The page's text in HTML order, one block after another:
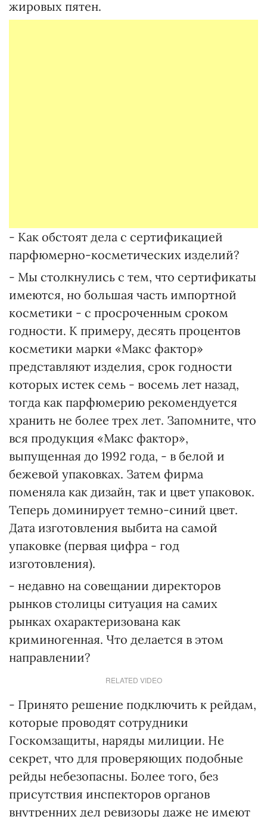
жировых пятен.
- Как обстоят дела с сертификацией
парфюмерно-косметических изделий?
- Мы столкнулись с тем, что сертификаты
имеются, но большая часть импортной
косметики - с просроченным сроком
годности. К примеру, десять процентов
косметики марки «Макс фактор»
представляют изделия, срок годности
которых истек семь - восемь лет назад,
тогда как парфюмерию рекомендуется
хранить не более трех лет. Запомните, что
вся продукция «Макс фактор»,
выпущенная до 1992 года, - в белой и
бежевой упаковках. Затем фирма
поменяла как дизайн, так и цвет упаковок.
Теперь доминирует темно-синий цвет.
Дата изготовления выбита на самой
упаковке (первая цифра - год
изготовления).
- недавно на совещании директоров
рынков столицы ситуация на самих
рынках охарактеризована как
криминогенная. Что делается в этом
направлении?
RELATED VIDEO
- Принято решение подключить к рейдам,
которые проводят сотрудники
Госкомзащиты, наряды милиции. Не
секрет, что для проверяющих подобные
рейды небезопасны. Более того, без
присутствия инспекторов органов
внутренних дел ревизоры даже не имеют